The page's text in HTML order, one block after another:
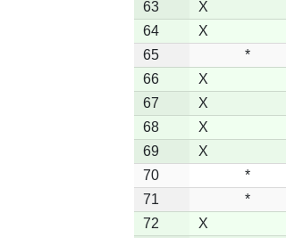
63
X
64
X
65
*
66
X
67
X
68
X
69
X
70
*
71
*
72
X